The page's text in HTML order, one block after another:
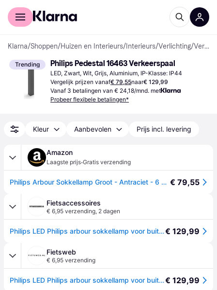
Voor shoppers
Klarna/Shoppen/Huizen en Interieurs/ Interieurs/Verlichting/ Verkeerspalen
Trending Philips Pedestal 16463 Verkeerspaal
LED, Zwart, Wit, Grijs, Aluminium, IP-Klasse: IP44
Vergelijk prijzen vanaf€ 79,55naar€ 129,99
Vanaf 3 betalingen van € 24,18/mnd. met
Probeer flexibele betalingen*
Kleur Aanbevolen Prijs incl. levering
Amazon
Laagste prijs·Gratis verzending
Philips Arbour Sokkellamp Groot - Antraciet - 6 W - Warmwit licht - Eenvoudige installatie - Geïntegreerde LED-lamp € 79,55
Fietsaccessoires
€ 6,95 verzending, 2 dagen
Philips LED Philips arbour sokkellamp voor buiten - warmwit licht - groot€ 129,99
Fietsweb
€ 6,95 verzending
Philips LED Philips arbour sokkellamp voor buiten - warmwit licht - groot€ 129,99